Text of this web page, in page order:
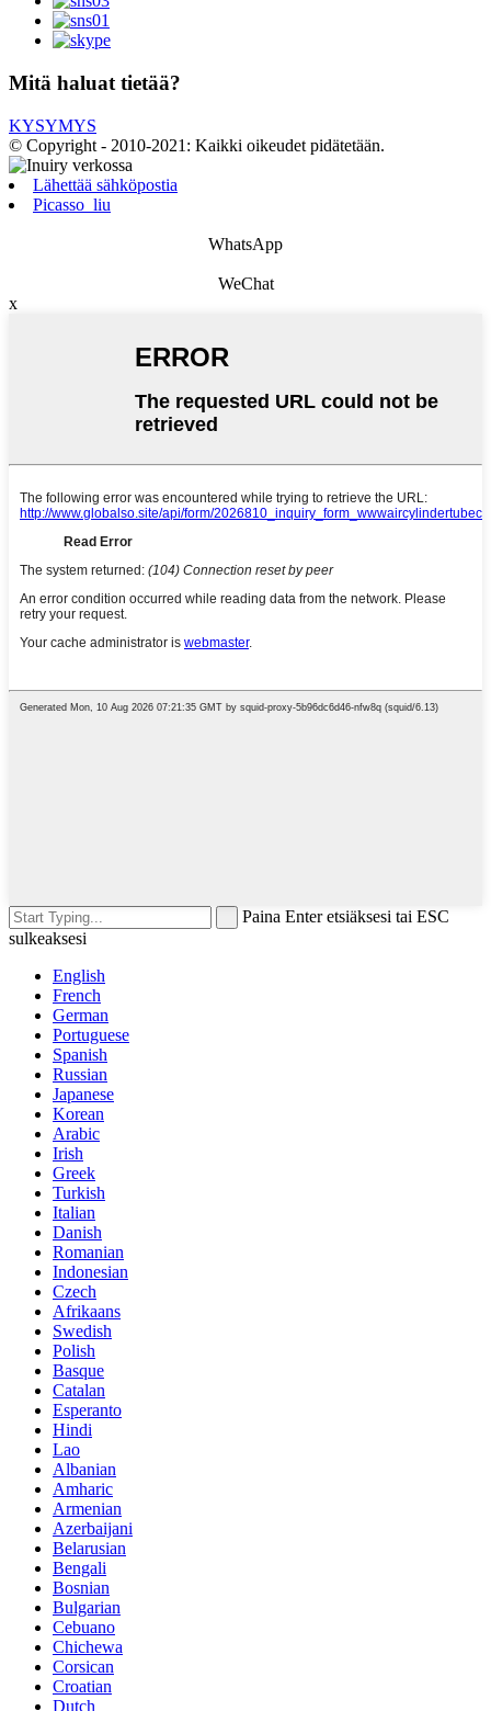
Mitä haluat tietää?
KYSYMYS
© Copyright - 2010-2021: Kaikki oikeudet pidätetään.
Lähettää sähköpostia
Picasso_liu
WhatsApp
WeChat
x
Paina Enter etsiäksesi tai ESC
sulkeaksesi
English
French
German
Portuguese
Spanish
Russian
Japanese
Korean
Arabic
Irish
Greek
Turkish
Italian
Danish
Romanian
Indonesian
Czech
Afrikaans
Swedish
Polish
Basque
Catalan
Esperanto
Hindi
Lao
Albanian
Amharic
Armenian
Azerbaijani
Belarusian
Bengali
Bosnian
Bulgarian
Cebuano
Chichewa
Corsican
Croatian
Dutch